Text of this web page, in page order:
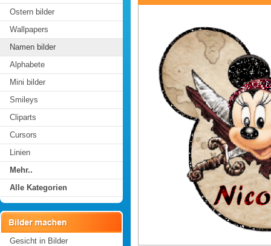
Ostern bilder
Wallpapers
Namen bilder
Alphabete
Mini bilder
Smileys
Cliparts
Cursors
Linien
Mehr..
Alle Kategorien
Gesicht in Bilder